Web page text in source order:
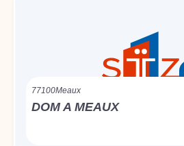
77100Meaux
DOM A MEAUX